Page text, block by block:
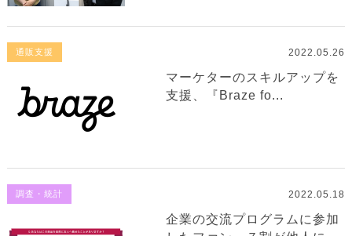
通販支援 2022.05.26
マーケターのスキルアップを
支援、『Braze fo...
調査・統計 2022.05.18
企業の交流プログラムに参加